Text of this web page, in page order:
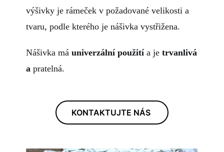
výšivky je rámeček v požadované velikosti a
tvaru, podle kterého je nášivka vystřižena.
Nášivka máuniverzální použitía jetrvanlivá
apratelná.
KONTAKTUJTE NÁS